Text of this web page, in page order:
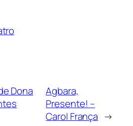
Dona
Agbara,
Presente! –
Carol França →